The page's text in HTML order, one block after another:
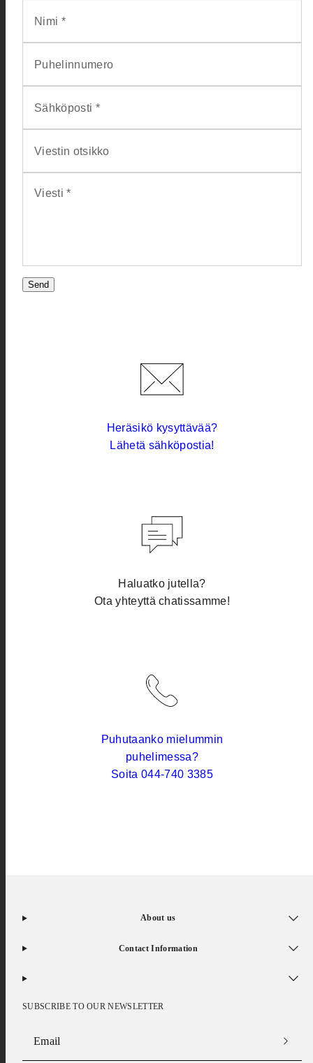
Nimi *
Puhelinnumero
Sähköposti *
Viestin otsikko
Viesti *
Send
Heräsikö kysyttävää?
Lähetä sähköpostia!
Haluatko jutella?
Ota yhteyttä chatissamme!
Puhutaanko mielummin
puhelimessa?
Soita 044-740 3385
About us
Contact Information
SUBSCRIBE TO OUR NEWSLETTER
Email